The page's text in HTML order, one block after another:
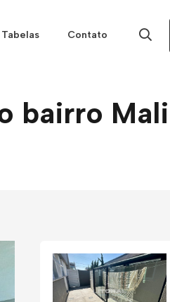
Tabelas Contato
bairro